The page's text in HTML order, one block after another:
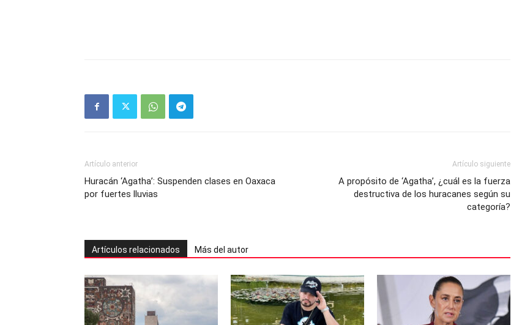
Artículo anterior
Huracán ‘Agatha’: Suspenden clases en Oaxaca
por fuertes lluvias
Artículo siguiente
A propósito de ‘Agatha’, ¿cuál es la fuerza
destructiva de los huracanes según su
categoría?
Artículos relacionados Más del autor